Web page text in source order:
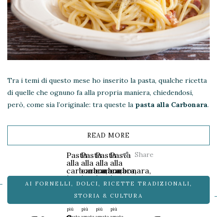
Tra i temi di questo mese ho inserito la pasta, qualche ricetta
di quelle che ognuno fa alla propria maniera, chiedendosi,
però, come sia l’originale: tra queste la pasta alla Carbonara.
READ MORE
Share
Pasta
alla
carbonara,
la
ricetta
classica
più
Pasta
alla
carbonara,
la
ricetta
classica
più
Pasta
alla
carbonara,
la
ricetta
classica
più
Pasta
alla
carbonara,
la
ricetta
classica
più
AI FORNELLI, DOLCI, RICETTE TRADIZIONALI,
STORIA & CULTURA